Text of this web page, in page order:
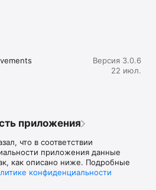
Версия 3.0.6
22 июл.
приложения
что в соответствии
приложения данные
как описано ниже. Подробные
конфиденциальности